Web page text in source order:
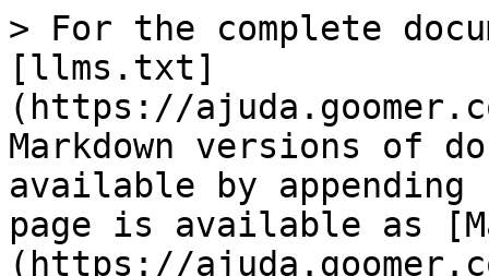
> For the complete
[llms.txt]
(https://
Markdown versions of
available by
page is available as
(https://